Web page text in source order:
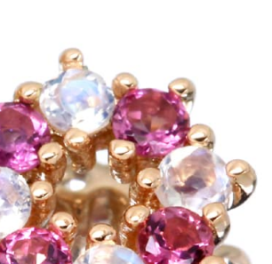
ご注文手続き
カートを見る
お買い物を続ける